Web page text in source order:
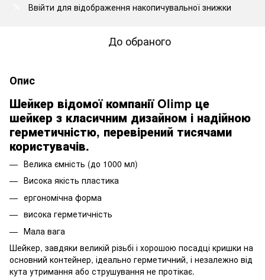
Ввійти для відображення накопичувальної знижки
До обраного
Опис
Шейкер відомої компанії Olimp це
шейкер з класичним дизайном і надійною
герметичністю, перевірений тисячами
користувачів.
Велика ємність (до 1000 мл)
Висока якість пластика
ергономічна форма
висока герметичність
Мала вага
Шейкер, завдяки великій різьбі і хорошою посадці кришки на
основний контейнер, ідеально герметичний, і незалежно від
кута утримання або струшування не протікає.